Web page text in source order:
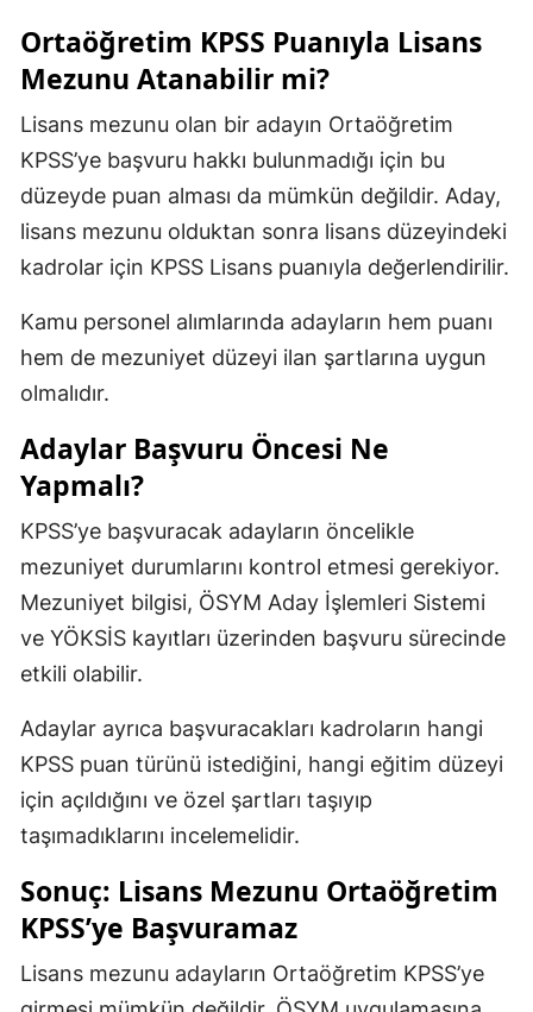
Ortaöğretim KPSS Puanıyla Lisans
Mezunu Atanabilir mi?
Lisans mezunu olan bir adayın Ortaöğretim
KPSS’ye başvuru hakkı bulunmadığı için bu
düzeyde puan alması da mümkün değildir. Aday,
lisans mezunu olduktan sonra lisans düzeyindeki
kadrolar için KPSS Lisans puanıyla değerlendirilir.
Kamu personel alımlarında adayların hem puanı
hem de mezuniyet düzeyi ilan şartlarına uygun
olmalıdır.
Adaylar Başvuru Öncesi Ne
Yapmalı?
KPSS’ye başvuracak adayların öncelikle
mezuniyet durumlarını kontrol etmesi gerekiyor.
Mezuniyet bilgisi, ÖSYM Aday İşlemleri Sistemi
ve YÖKSİS kayıtları üzerinden başvuru sürecinde
etkili olabilir.
Adaylar ayrıca başvuracakları kadroların hangi
KPSS puan türünü istediğini, hangi eğitim düzeyi
için açıldığını ve özel şartları taşıyıp
taşımadıklarını incelemelidir.
Sonuç: Lisans Mezunu Ortaöğretim
KPSS’ye Başvuramaz
Lisans mezunu adayların Ortaöğretim KPSS’ye